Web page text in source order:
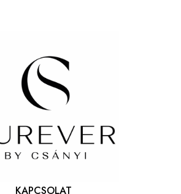
KAPCSOLAT